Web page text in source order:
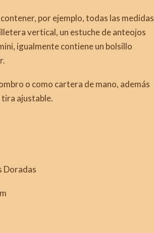
por ejemplo, todas las medidas
vertical, un estuche de anteojos
igualmente contiene un bolsillo
o como cartera de mano, además
ajustable.
Doradas